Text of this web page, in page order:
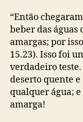
“Então
beber das
amargas; por
15.23). Isso foi
verdadeiro
deserto quente
qualquer água;
amarga!